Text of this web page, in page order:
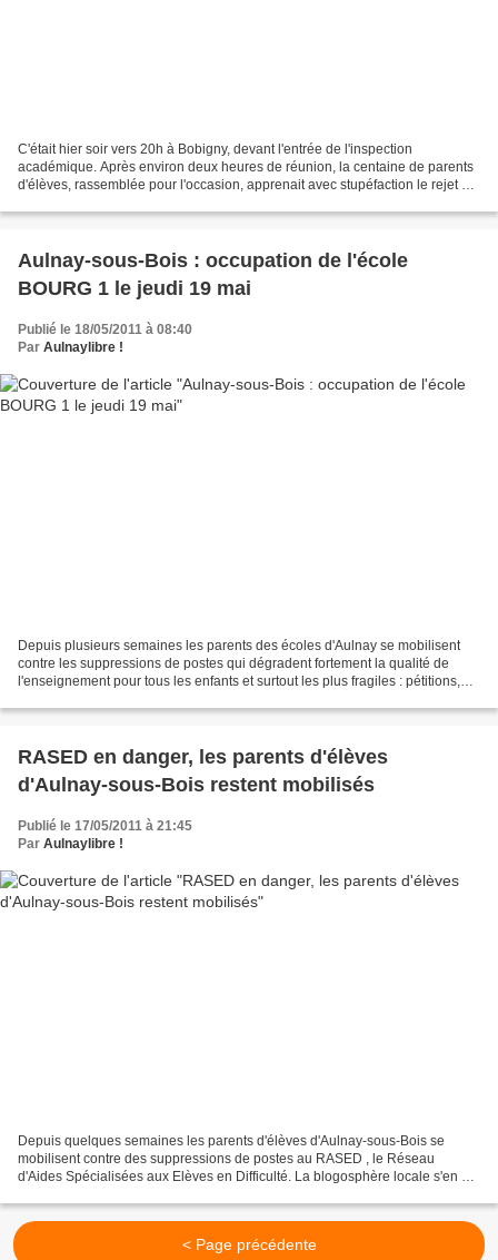
C'était hier soir vers 20h à Bobigny, devant l'entrée de l'inspection
académique. Après environ deux heures de réunion, la centaine de parents
d'élèves, rassemblée pour l'occasion, apprenait avec stupéfaction le rejet de
Aulnay-sous-Bois : occupation de l'école
BOURG 1 le jeudi 19 mai
Publié le 18/05/2011 à 08:40
Par Aulnaylibre !
Depuis plusieurs semaines les parents des écoles d'Aulnay se mobilisent
contre les suppressions de postes qui dégradent fortement la qualité de
l'enseignement pour tous les enfants et surtout les plus fragiles : pétitions,
RASED en danger, les parents d'élèves
d'Aulnay-sous-Bois restent mobilisés
Publié le 17/05/2011 à 21:45
Par Aulnaylibre !
Depuis quelques semaines les parents d'élèves d'Aulnay-sous-Bois se
mobilisent contre des suppressions de postes au RASED , le Réseau
d'Aides Spécialisées aux Elèves en Difficulté. La blogosphère locale s'en est
< Page précédente